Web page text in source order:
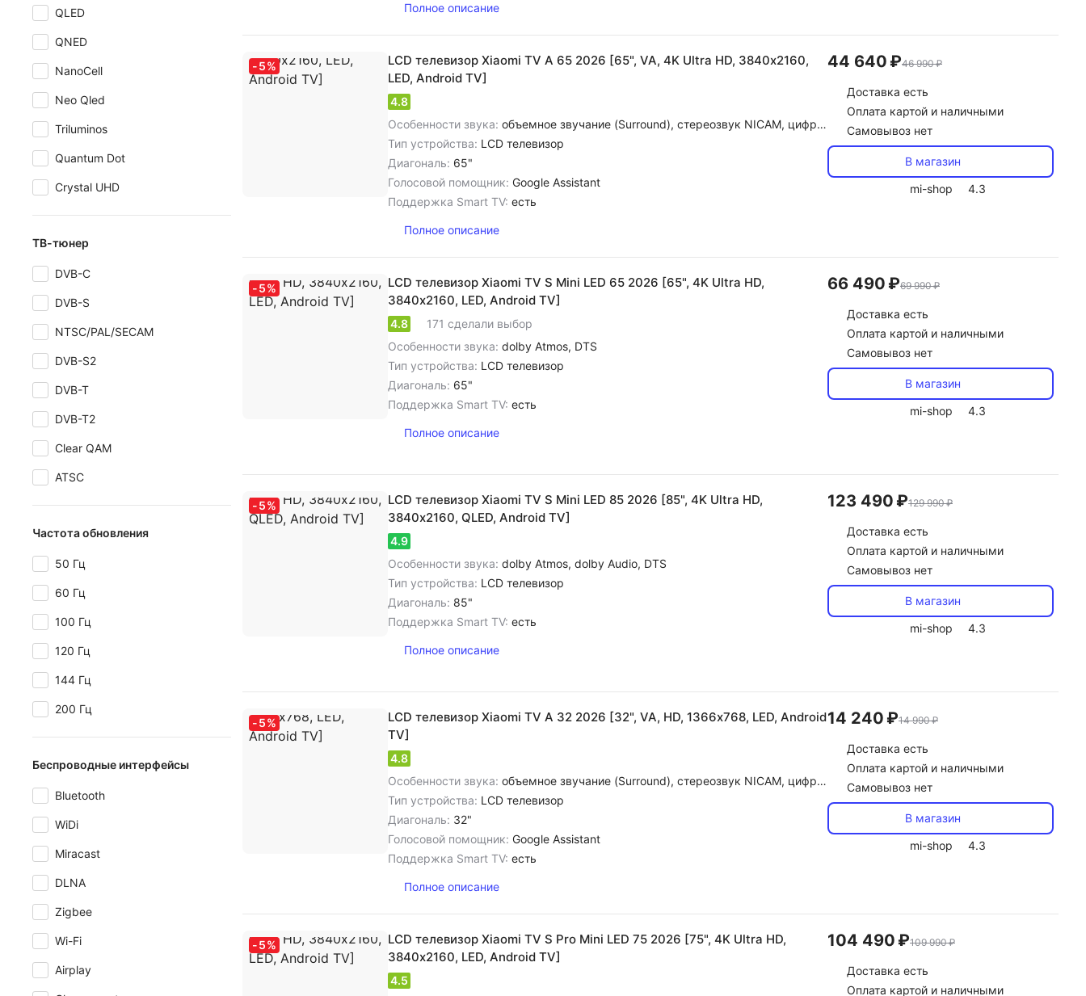
QLED
QNED
NanoCell
Neo Qled
Triluminos
Quantum Dot
Crystal UHD
ТВ-тюнер
DVB-C
DVB-S
NTSC/PAL/SECAM
DVB-S2
DVB-T
DVB-T2
Clear QAM
ATSC
Частота обновления
50 Гц
60 Гц
100 Гц
120 Гц
144 Гц
200 Гц
Беспроводные интерфейсы
Bluetooth
WiDi
Miracast
DLNA
Zigbee
Wi-Fi
Airplay
Полное описание
-5%
LCD телевизор Xiaomi TV A 65 2026 [65", VA, 4K Ultra HD, 3840х2160,
LED, Android TV]
4.8
Особенности звука: объемное звучание (Surround), cтереозвук NICAM, цифровое шумоподавление, dolby Atmos, dolby Audio, dolby Digital, DTS, автоконтроль громкости (AVL)
Тип устройства: LCD телевизор
Диагональ: 65"
Голосовой помощник: Google Assistant
Поддержка Smart TV: есть
Полное описание
44 640 ₽46 990 ₽
Доставка есть
Оплата картой и наличными
Самовывоз нет
В магазин
mi-shop
4.3
-5%
LCD телевизор Xiaomi TV S Mini LED 65 2026 [65", 4K Ultra HD,
3840х2160, LED, Android TV]
4.8
171 сделали выбор
Особенности звука: dolby Atmos, DTS
Тип устройства: LCD телевизор
Диагональ: 65"
Поддержка Smart TV: есть
Полное описание
66 490 ₽69 990 ₽
Доставка есть
Оплата картой и наличными
Самовывоз нет
В магазин
mi-shop
4.3
-5%
LCD телевизор Xiaomi TV S Mini LED 85 2026 [85", 4K Ultra HD,
3840х2160, QLED, Android TV]
4.9
Особенности звука: dolby Atmos, dolby Audio, DTS
Тип устройства: LCD телевизор
Диагональ: 85"
Поддержка Smart TV: есть
Полное описание
123 490 ₽129 990 ₽
Доставка есть
Оплата картой и наличными
Самовывоз нет
В магазин
mi-shop
4.3
-5%
LCD телевизор Xiaomi TV A 32 2026 [32", VA, HD, 1366х768, LED, Android
TV]
4.8
Особенности звука: объемное звучание (Surround), cтереозвук NICAM, цифровое шумоподавление, dolby Audio, dolby Digital, DTS, автоконтроль громкости (AVL)
Тип устройства: LCD телевизор
Диагональ: 32"
Голосовой помощник: Google Assistant
Поддержка Smart TV: есть
Полное описание
14 240 ₽14 990 ₽
Доставка есть
Оплата картой и наличными
Самовывоз нет
В магазин
mi-shop
4.3
-5%
LCD телевизор Xiaomi TV S Pro Mini LED 75 2026 [75", 4K Ultra HD,
3840х2160, LED, Android TV]
4.5
104 490 ₽109 990 ₽
Доставка есть
Оплата картой и наличными